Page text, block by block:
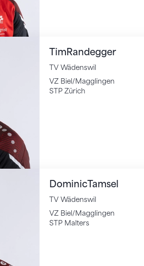
TimRandegger
TV Wädenswil
VZ Biel/Magglingen
STP Zürich
DominicTamsel
TV Wädenswil
VZ Biel/Magglingen
STP Malters